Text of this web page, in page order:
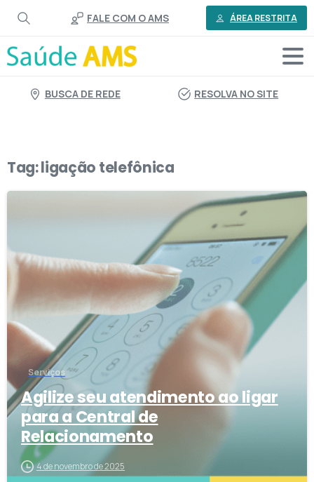
conteúdo
FALE COM O AMS ÁREA RESTRITA
BUSCA DE REDE RESOLVA NO SITE
Tag:ligação telefônica
Serviços
Agilize seu atendimento ao ligar
para a Central de
Relacionamento
4 de novembro de 2025